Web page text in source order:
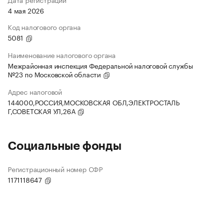
4 мая 2026
Код налогового органа
5081
Наименование налогового органа
Межрайонная инспекция Федеральной налоговой службы
№23 по Московской области
Адрес налоговой
144000,РОССИЯ,МОСКОВСКАЯ ОБЛ,ЭЛЕКТРОСТАЛЬ
Г,СОВЕТСКАЯ УЛ,26А
Социальные фонды
Регистрационный номер СФР
1171118647